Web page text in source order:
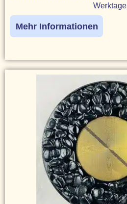
Werktage
Mehr Informationen